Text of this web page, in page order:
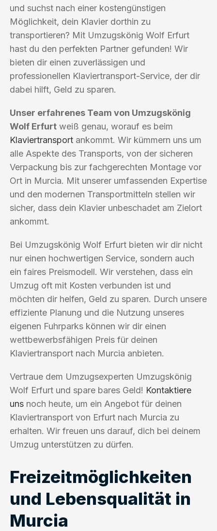
und suchst nach einer kostengünstigen
Möglichkeit, dein Klavier dorthin zu
transportieren? Mit Umzugskönig Wolf Erfurt
hast du den perfekten Partner gefunden! Wir
bieten dir einen zuverlässigen und
professionellen Klaviertransport-Service, der dir
dabei hilft, Geld zu sparen.
Unser erfahrenes Team von Umzugskönig
Wolf Erfurt weiß genau, worauf es beim
Klaviertransport ankommt. Wir kümmern uns um
alle Aspekte des Transports, von der sicheren
Verpackung bis zur fachgerechten Montage vor
Ort in Murcia. Mit unserer umfassenden Expertise
und den modernen Transportmitteln stellen wir
sicher, dass dein Klavier unbeschadet am Zielort
ankommt.
Bei Umzugskönig Wolf Erfurt bieten wir dir nicht
nur einen hochwertigen Service, sondern auch
ein faires Preismodell. Wir verstehen, dass ein
Umzug oft mit Kosten verbunden ist und
möchten dir helfen, Geld zu sparen. Durch unsere
effiziente Planung und die Nutzung unseres
eigenen Fuhrparks können wir dir einen
wettbewerbsfähigen Preis für deinen
Klaviertransport nach Murcia anbieten.
Vertraue dem Umzugsexperten Umzugskönig
Wolf Erfurt und spare bares Geld! Kontaktiere
uns noch heute, um ein Angebot für deinen
Klaviertransport von Erfurt nach Murcia zu
erhalten. Wir freuen uns darauf, dich bei deinem
Umzug unterstützen zu dürfen.
Freizeitmöglichkeiten
und Lebensqualität in
Murcia